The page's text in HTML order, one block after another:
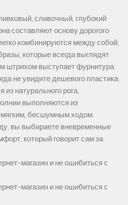
сливочный, глубокий
составляют основу дорогого
комбинируются между собой,
которые всегда выглядят
штрихом выступает фурнитура.
не увидите дешевого пластика:
из натурального рога,
выполняются из
мягким, бесшумным ходом.
вы выбираете вневременные
который говорит сам за
магазин и не ошибиться с
магазин и не ошибиться с